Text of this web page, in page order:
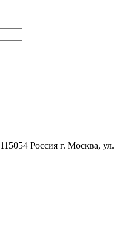
115054 Россия г. Москва, ул.